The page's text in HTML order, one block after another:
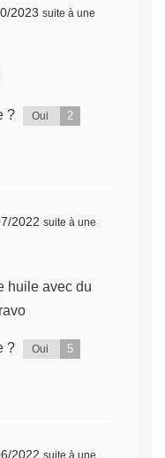
2023 suite à une
? Oui 2
2022 suite à une
huile avec du
? Oui 5
2022 suite à une